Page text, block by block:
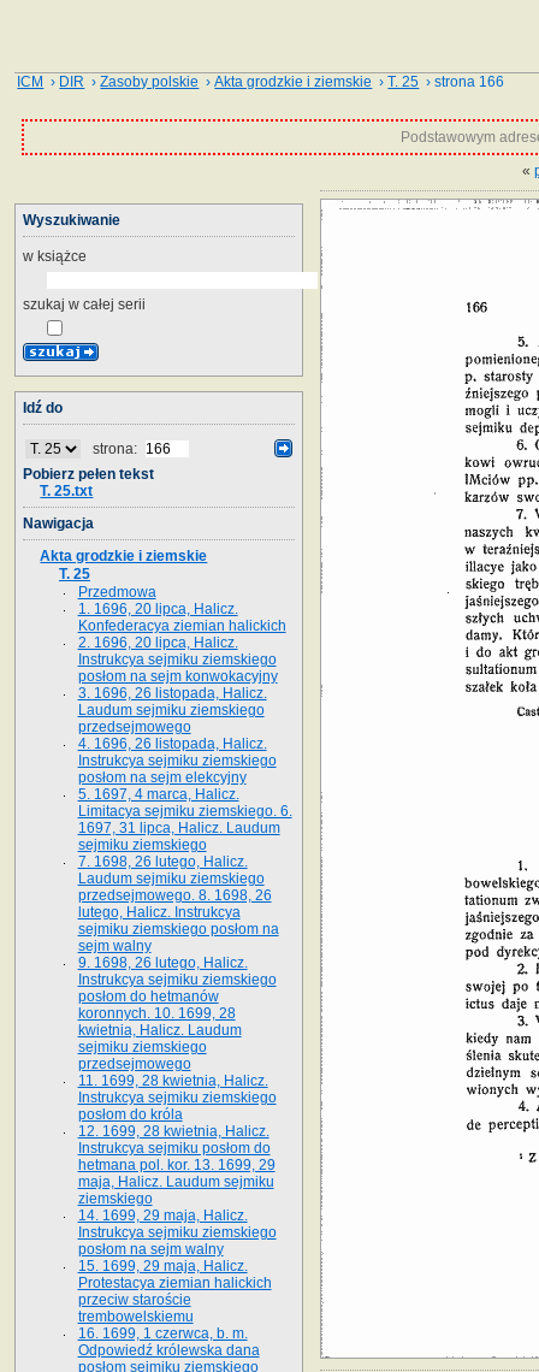
ICM › DIR ›Zasoby polskie ›Akta grodzkie i ziemskie ›T. 25 › strona 166
Podstawowym
«
Wyszukiwanie
w książce
szukaj w całej serii
Idź do
strona:
Pobierz pełen tekst
T. 25.txt
Nawigacja
Akta grodzkie i ziemskie
T. 25
Przedmowa
1. 1696, 20 lipca, Halicz.
Konfederacya ziemian halickich
2. 1696, 20 lipca, Halicz.
Instrukcya sejmiku ziemskiego
posłom na sejm konwokacyjny
3. 1696, 26 listopada, Halicz.
Laudum sejmiku ziemskiego
przedsejmowego
4. 1696, 26 listopada, Halicz.
Instrukcya sejmiku ziemskiego
posłom na sejm elekcyjny
5. 1697, 4 marca, Halicz.
Limitacya sejmiku ziemskiego. 6.
1697, 31 lipca, Halicz. Laudum
sejmiku ziemskiego
7. 1698, 26 lutego, Halicz.
Laudum sejmiku ziemskiego
przedsejmowego. 8. 1698, 26
lutego, Halicz. Instrukcya
sejmiku ziemskiego posłom na
sejm walny
9. 1698, 26 lutego, Halicz.
Instrukcya sejmiku ziemskiego
posłom do hetmanów
koronnych. 10. 1699, 28
kwietnia, Halicz. Laudum
sejmiku ziemskiego
przedsejmowego
11. 1699, 28 kwietnia, Halicz.
Instrukcya sejmiku ziemskiego
posłom do króla
12. 1699, 28 kwietnia, Halicz.
Instrukcya sejmiku posłom do
hetmana pol. kor. 13. 1699, 29
maja, Halicz. Laudum sejmiku
ziemskiego
14. 1699, 29 maja, Halicz.
Instrukcya sejmiku ziemskiego
posłom na sejm walny
15. 1699, 29 maja, Halicz.
Protestacya ziemian halickich
przeciw staroście
trembowelskiemu
16. 1699, 1 czerwca, b. m.
Odpowiedź królewska dana
posłom sejmiku ziemskiego